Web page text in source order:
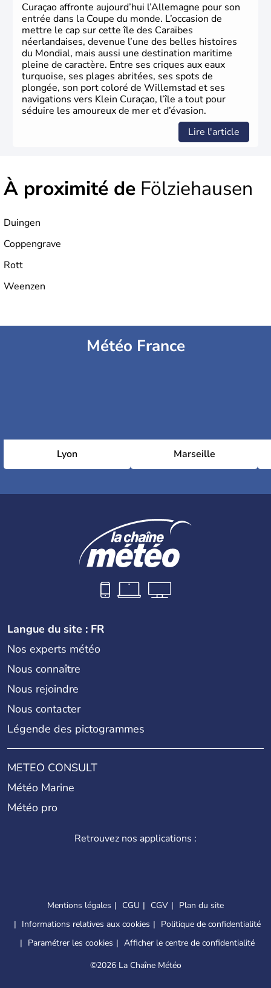
Curaçao affronte aujourd’hui l’Allemagne pour son
entrée dans la Coupe du monde. L’occasion de
mettre le cap sur cette île des Caraïbes
néerlandaises, devenue l’une des belles histoires
du Mondial, mais aussi une destination maritime
pleine de caractère. Entre ses criques aux eaux
turquoise, ses plages abritées, ses spots de
plongée, son port coloré de Willemstad et ses
navigations vers Klein Curaçao, l’île a tout pour
séduire les amoureux de mer et d’évasion.
Lire l'article
À proximité de Fölziehausen
Duingen
Coppengrave
Rott
Weenzen
Météo France
Lyon Marseille
Langue du site : FR
Nos experts météo
Nous connaître
Nous rejoindre
Nous contacter
Légende des pictogrammes
METEO CONSULT
Météo Marine
Météo pro
Retrouvez nos applications :
Mentions légales CGU CGV
Plan du site
Informations relatives aux cookies
Politique de confidentialité
Paramétrer les cookies
Afficher le centre de confidentialité
©2026 La Chaîne Météo